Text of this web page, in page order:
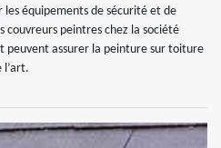
les équipements de sécurité et de
couvreurs peintres chez la société
peuvent assurer la peinture sur toiture
l’art.